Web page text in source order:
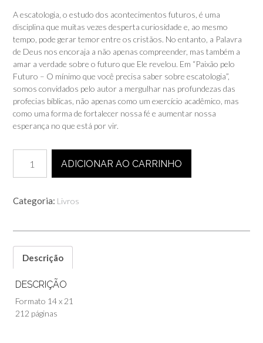
A escatologia, o estudo dos acontecimentos futuros, é uma
disciplina que muitas vezes desperta curiosidade e, ao mesmo
tempo, pode gerar temor entre os cristãos. No entanto, a Palavra
de Deus nos encoraja a não apenas compreender, mas também a
amar a verdade sobre o futuro que Ele revelou. Em “Paixão pelo
Futuro – O mínimo que você precisa saber sobre escatologia”,
somos convidados pelo autor a mergulhar nas profundezas das
profecias bíblicas, não apenas como um exercício acadêmico, mas
como uma forma de fortalecer nossa fé e aumentar nossa
esperança no que está por vir.
Futuro:
mínimo
você
saber
escatologia
quantidade
ADICIONAR AO CARRINHO
Categoria: Livros
Descrição
DESCRIÇÃO
Formato 14 x 21
212 páginas